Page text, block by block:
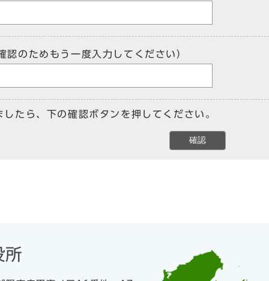
認のためもう一度入力してください）
たら、下の確認ボタンを押してください。
確認